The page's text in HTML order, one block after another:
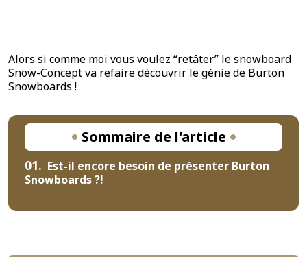
Alors si comme moi vous voulez “retâter” le snowboard
Snow-Concept va refaire découvrir le génie de Burton
Snowboards !
Sommaire de l'article
01. Est-il encore besoin de présenter Burton
Snowboards ?!